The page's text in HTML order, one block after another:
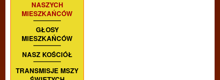
NASZYCH
MIESZKAŃCÓW
GŁOSY
MIESZKAŃCÓW
NASZ KOŚCIÓŁ
TRANSMISJE MSZY